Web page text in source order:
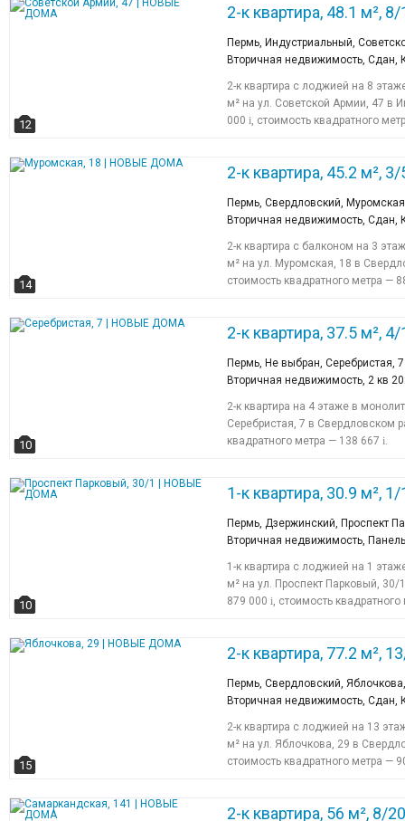
12
2-к квартира, 48.1 м², 8/
Пермь, Индустриальный,
Вторичная недвижимость,
2-к квартира с лоджией на 8
м² на ул. Советской Армии, 47 в
000 i, стоимость квадратного
14
2-к квартира, 45.2 м², 3/
Пермь, Свердловский,
Вторичная недвижимость, Сдан,
2-к квартира с балконом на 3
м² на ул. Муромская, 18 в
стоимость квадратного метра —
10
2-к квартира, 37.5 м², 4/
Пермь, Не выбран, Серебристая, 7
Вторичная недвижимость, 2 кв
2-к квартира на 4 этаже в
Серебристая, 7 в Свердловском
квадратного метра — 138 667 i.
10
1-к квартира, 30.9 м², 1/
Пермь, Дзержинский, Проспект
Вторичная недвижимость,
1-к квартира с лоджией на 1
м² на ул. Проспект Парковый,
879 000 i, стоимость
15
2-к квартира, 77.2 м²,
Пермь, Свердловский,
Вторичная недвижимость,
2-к квартира с лоджией на 13
м² на ул. Яблочкова, 29 в
стоимость квадратного метра —
2-к квартира, 56 м², 8/